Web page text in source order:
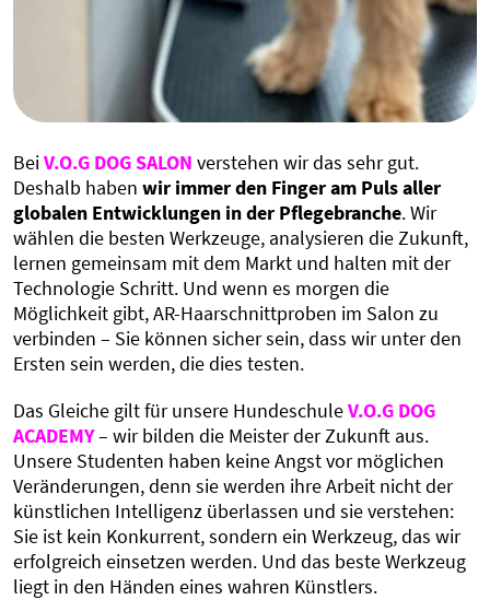
BeiV.O.G DOG SALON verstehen wir das sehr gut.
Deshalb haben wir immer den Finger am Puls aller
globalen Entwicklungen in der Pflegebranche. Wir
wählen die besten Werkzeuge, analysieren die Zukunft,
lernen gemeinsam mit dem Markt und halten mit der
Technologie Schritt. Und wenn es morgen die
Möglichkeit gibt, AR-Haarschnittproben im Salon zu
verbinden – Sie können sicher sein, dass wir unter den
Ersten sein werden, die dies testen.
Das Gleiche gilt für unsere HundeschuleV.O.G DOG
ACADEMY– wir bilden die Meister der Zukunft aus.
Unsere Studenten haben keine Angst vor möglichen
Veränderungen, denn sie werden ihre Arbeit nicht der
künstlichen Intelligenz überlassen und sie verstehen:
Sie ist kein Konkurrent, sondern ein Werkzeug, das wir
erfolgreich einsetzen werden. Und das beste Werkzeug
liegt in den Händen eines wahren Künstlers.